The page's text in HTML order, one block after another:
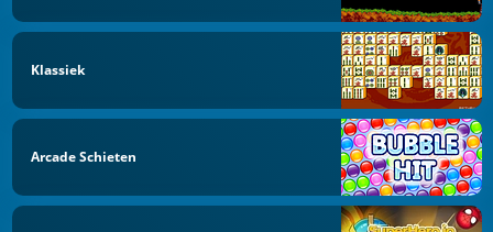
Klassiek
Arcade Schieten